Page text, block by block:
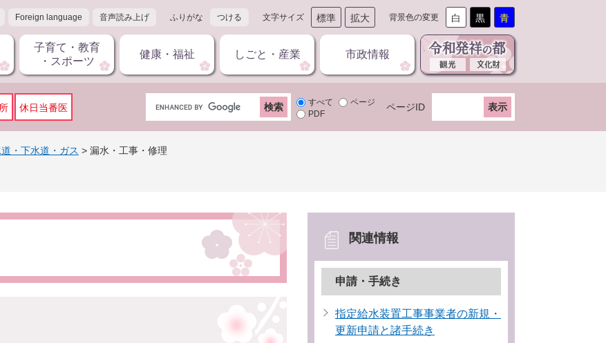
Foreign language 音声読み上げ ふりがな つける 文字サイズ 標準 拡大 背景色の変更 白 黒 青
子育て・教育
・スポーツ
健康・福祉 しごと・産業 市政情報
休日当番医
G
o
g
タ
すべて
ページ
PDF
ページID
・下水道・ガス > 漏水・工事・修理
関連情報
申請・手続き
指定給水装置工事事業者の新規・
更新申請と諸手続き